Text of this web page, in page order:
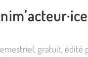
gratuit, édité